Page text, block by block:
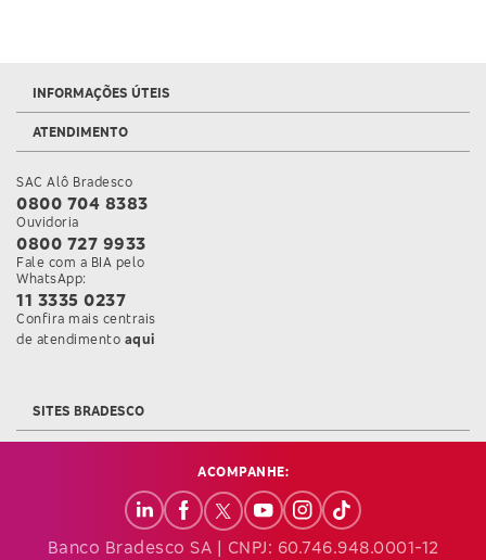
INFORMAÇÕES ÚTEIS
ATENDIMENTO
SAC Alô Bradesco
0800 704 8383
Ouvidoria
0800 727 9933
Fale com a BIA pelo
WhatsApp:
11 3335 0237
Confira mais centrais
de atendimento Confira mais informações sobre as
aqui
SITES BRADESCO
ACOMPANHE:
Banco Bradesco SA | CNPJ: 60.746.948.0001-12